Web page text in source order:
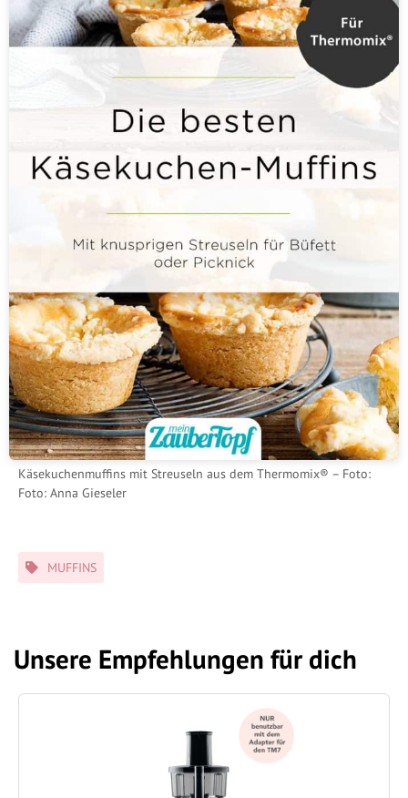
Käsekuchenmuffins mit Streuseln aus dem Thermomix® – Foto:
Foto: Anna Gieseler
Schlagwörter
MUFFINS
Unsere Empfehlungen für dich